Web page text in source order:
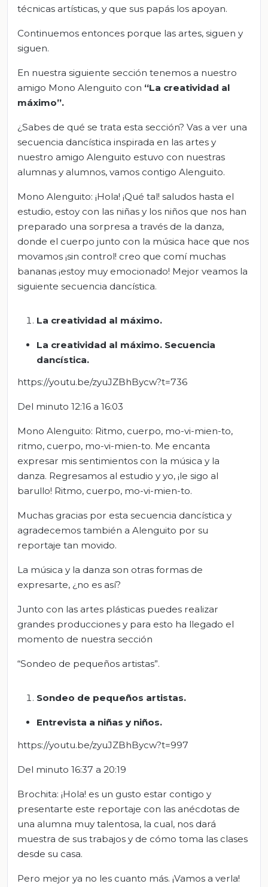
técnicas artísticas, y que sus papás los apoyan.
Continuemos entonces porque las artes, siguen y
siguen.
En nuestra siguiente sección tenemos a nuestro
amigo Mono Alenguito con “La creatividad al
máximo”.
¿Sabes de qué se trata esta sección? Vas a ver una
secuencia dancística inspirada en las artes y
nuestro amigo Alenguito estuvo con nuestras
alumnas y alumnos, vamos contigo Alenguito.
Mono Alenguito: ¡Hola! ¡Qué tal! saludos hasta el
estudio, estoy con las niñas y los niños que nos han
preparado una sorpresa a través de la danza,
donde el cuerpo junto con la música hace que nos
movamos ¡sin control! creo que comí muchas
bananas ¡estoy muy emocionado! Mejor veamos la
siguiente secuencia dancística.
La creatividad al máximo.
La creatividad al máximo. Secuencia
dancística.
https://youtu.be/zyuJZBhBycw?t=736
Del minuto 12:16 a 16:03
Mono Alenguito: Ritmo, cuerpo, mo-vi-mien-to,
ritmo, cuerpo, mo-vi-mien-to. Me encanta
expresar mis sentimientos con la música y la
danza. Regresamos al estudio y yo, ¡le sigo al
barullo! Ritmo, cuerpo, mo-vi-mien-to.
Muchas gracias por esta secuencia dancística y
agradecemos también a Alenguito por su
reportaje tan movido.
La música y la danza son otras formas de
expresarte, ¿no es así?
Junto con las artes plásticas puedes realizar
grandes producciones y para esto ha llegado el
momento de nuestra sección
“Sondeo de pequeños artistas”.
Sondeo de pequeños artistas.
Entrevista a niñas y niños.
https://youtu.be/zyuJZBhBycw?t=997
Del minuto 16:37 a 20:19
Brochita: ¡Hola! es un gusto estar contigo y
presentarte este reportaje con las anécdotas de
una alumna muy talentosa, la cual, nos dará
muestra de sus trabajos y de cómo toma las clases
desde su casa.
Pero mejor ya no les cuanto más. ¡Vamos a verla!